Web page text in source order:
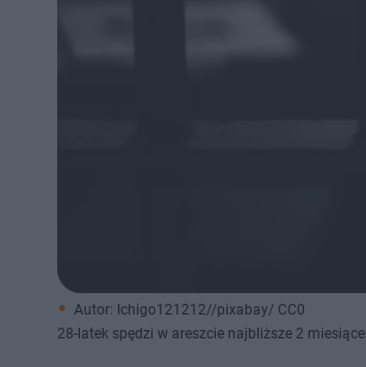
Autor: Ichigo121212//pixabay/ CC0
28-latek spędzi w areszcie najbliższe 2 miesiące